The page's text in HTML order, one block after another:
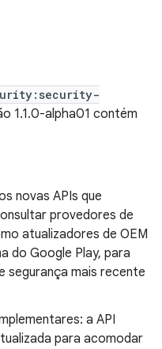
1.1.0-alpha01 contém
novas APIs que
provedores de
atualizadores de OEM
do Google Play, para
segurança mais recente
a API
para acomodar